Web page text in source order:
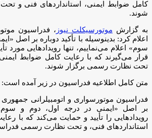
کامل ضوابط ایمنی، استانداردهای فنی و
شوند.
به گزارش موتورسیکلت نیوز ، فدراسیون
اعلام کرد: بدینوسیله با تأکید دوباره بر اصل
سوم» اعلام می‌نماییم، تنها رویداد‌هایی مورد
قرار می‌گیرند که با رعایت کامل ضوابط
تحت نظارت رسمی برگزار شوند.
متن کامل اطلاعیه فدراسیون در زیر آمده است:
فدراسیون موتورسواری و اتومبیلرانی جمهوری
بر اصل «ایمنی در درجه اول، دوم و
رویداد‌هایی را تأیید و حمایت می‌کند که با
استاندارد‌های فنی، و تحت نظارت رسمی